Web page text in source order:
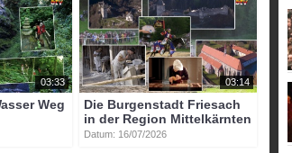
03:33
Weg
03:14
Die Burgenstadt Friesach
in der Region Mittelkärnten
Datum: 16/07/2026